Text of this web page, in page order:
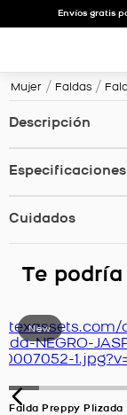
Envíos gratis
Mujer Faldas
Descripción
Especificaciones
Cuidados
Te